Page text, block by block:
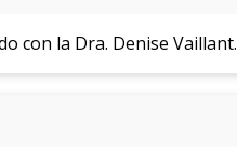
con la Dra. Denise Vaillant.